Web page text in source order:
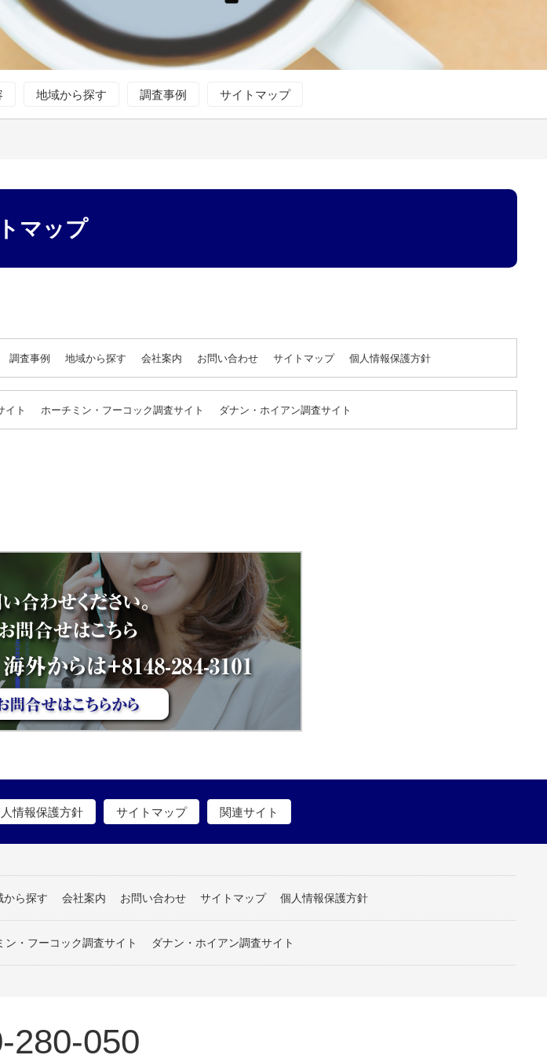
地域から探す 調査事例 サイトマップ
マップ
調査事例 地域から探す 会社案内 お問い合わせ サイトマップ 個人情報保護方針
イト ホーチミン・フーコック調査サイト ダナン・ホイアン調査サイト
情報保護方針 サイトマップ 関連サイト
から探す 会社案内 お問い合わせ サイトマップ 個人情報保護方針
ン・フーコック調査サイト ダナン・ホイアン調査サイト
280-050